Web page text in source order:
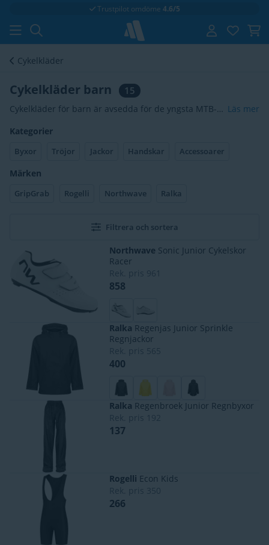
Fri fraktvid 699 kr
Cykelkläder
Cykelkläder barn 15
Cykelkläder för barn är avsedda för de yngsta MTB-
tillräckligt tidigt: därför har vi ett brett utbud av
cykeltröjor, cykelbyxor, cykelhandskar, cykelhjälmar
och skor speciellt för barn.
Läs mer
Kategorier
Byxor Tröjor Jackor Handskar Accessoarer
Märken
GripGrab Rogelli Northwave Ralka
Filtrera och sortera
Northwave Sonic Junior Cykelskor
Racer
Rek. pris
961
858
Ralka Regenjas Junior Sprinkle
Regnjackor
Rek. pris
565
400
Ralka Regenbroek Junior Regnbyxor
Rek. pris
192
137
Rogelli Econ Kids
Rek. pris
350
266